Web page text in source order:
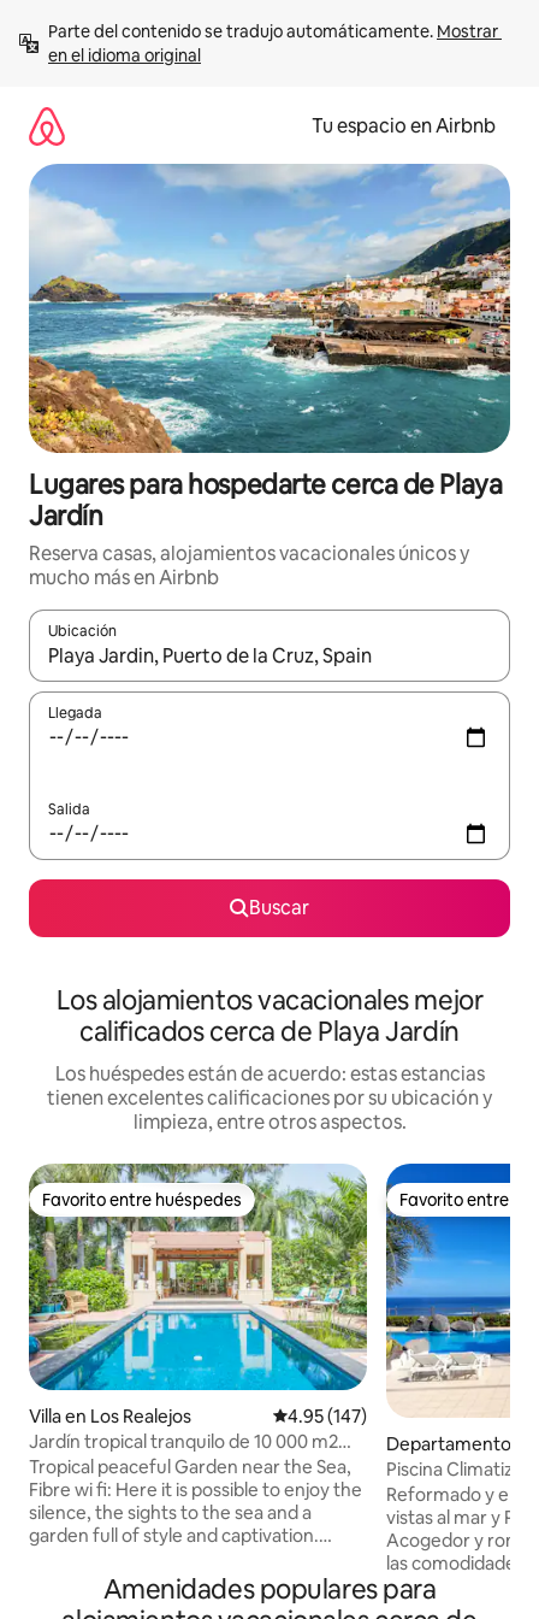
contenido
Parte del contenido se tradujo automáticamente. Mostrar
en el idioma original
Tu espacio en Airbnb
Lugares para hospedarte cerca de Playa
Jardín
Reserva casas, alojamientos vacacionales únicos y
mucho más en Airbnb
Ubicación
Cuando los resultados estén disponibles, podrás navegar
Llegada
Salida
Buscar
Los alojamientos vacacionales mejor
calificados cerca de Playa Jardín
Los huéspedes están de acuerdo: estas estancias
tienen excelentes calificaciones por su ubicación y
limpieza, entre otros aspectos.
Favorito entre huéspedes
Favorito entre huéspedes
Villa en Los Realejos Calificación promedio: 4.95 de
4.95 (147)
Jardín tropical tranquilo de 10 000 m2
cerca del mar
Tropical peaceful Garden near the Sea,
Fibre wi fi: Here it is possible to enjoy the
silence, the sights to the sea and a
garden full of style and captivation.
elegant swimming pool and the outdoor
lounge, inviting to enjoying languidly the
Favorito entre
Favorito entre
Departamento
e la Cruz
Piscina
Reformado y
vistas al mar y
Acogedor y romántico.
las comodidades;
AltaVelocidad,
Televisión de 43",
Amenidades populares para